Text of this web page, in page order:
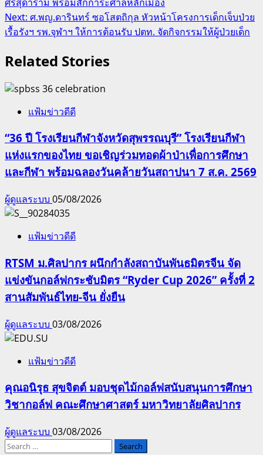
Next: ศ.พญ.ดารินทร์ ซอโสตถิกุล หัวหน้าโครงการเด็กเจ็บป่วย
เรื้อรังฯ รพ.จุฬาฯ ให้การต้อนรับ ปตท. จัดกิจกรรมให้ผู้ป่วยเด็ก
Related Stories
แฟ้มข่าวดีดี
“36 ปี โรงเรียนกีฬาจังหวัดสุพรรณบุรี” โรงเรียนกีฬา
แห่งแรกของไทย ขอเชิญร่วมทอดผ้าป่าเพื่อการศึกษา
และกีฬา พร้อมฉลองวันคล้ายวันสถาปนา 7 ส.ค. 2569
ผู้ดูแลระบบ 05/08/2026
แฟ้มข่าวดีดี
RTSM ม.ศิลปากร ผนึกกำลังสถาบันพันธมิตรจีน จัด
แข่งขันกอล์ฟกระชับมิตร “Ryder Cup 2026” ครั้งที่ 2
สานสัมพันธ์ไทย-จีน ยั่งยืน
ผู้ดูแลระบบ 03/08/2026
แฟ้มข่าวดีดี
คุณอนิรุธ สุขจิตต์ มอบชุดไม้กอล์ฟสนับสนุนการศึกษา
วิชากอล์ฟ คณะศึกษาศาสตร์ มหาวิทยาลัยศิลปากร
ผู้ดูแลระบบ 03/08/2026
Search